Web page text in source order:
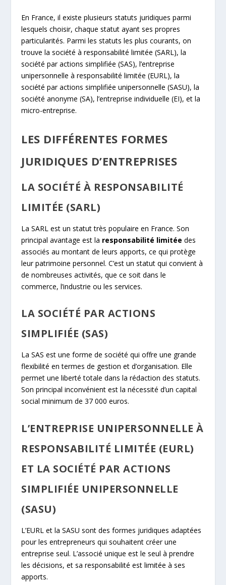
En France, il existe plusieurs statuts juridiques parmi
lesquels choisir, chaque statut ayant ses propres
particularités. Parmi les statuts les plus courants, on
trouve la société à responsabilité limitée (SARL), la
société par actions simplifiée (SAS), l’entreprise
unipersonnelle à responsabilité limitée (EURL), la
société par actions simplifiée unipersonnelle (SASU), la
société anonyme (SA), l’entreprise individuelle (EI), et la
micro-entreprise.
LES DIFFÉRENTES FORMES
JURIDIQUES D’ENTREPRISES
LA SOCIÉTÉ À RESPONSABILITÉ
LIMITÉE (SARL)
La SARL est un statut très populaire en France. Son
principal avantage est la responsabilité limitée des
associés au montant de leurs apports, ce qui protège
leur patrimoine personnel. C’est un statut qui convient à
de nombreuses activités, que ce soit dans le
commerce, l’industrie ou les services.
LA SOCIÉTÉ PAR ACTIONS
SIMPLIFIÉE (SAS)
La SAS est une forme de société qui offre une grande
flexibilité en termes de gestion et d’organisation. Elle
permet une liberté totale dans la rédaction des statuts.
Son principal inconvénient est la nécessité d’un capital
social minimum de 37 000 euros.
L’ENTREPRISE UNIPERSONNELLE À
RESPONSABILITÉ LIMITÉE (EURL)
ET LA SOCIÉTÉ PAR ACTIONS
SIMPLIFIÉE UNIPERSONNELLE
(SASU)
L’EURL et la SASU sont des formes juridiques adaptées
pour les entrepreneurs qui souhaitent créer une
entreprise seul. L’associé unique est le seul à prendre
les décisions, et sa responsabilité est limitée à ses
apports.